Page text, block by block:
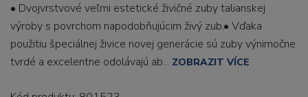
• Dvojvrstvové veľmi estetické živičné zuby talianskej
výroby s povrchom napodobňujúcim živý zub.• Vďaka
použitiu špeciálnej živice novej generácie sú zuby výnimočne
tvrdé a excelentne odolávajú ab... ZOBRAZIT VÍCE